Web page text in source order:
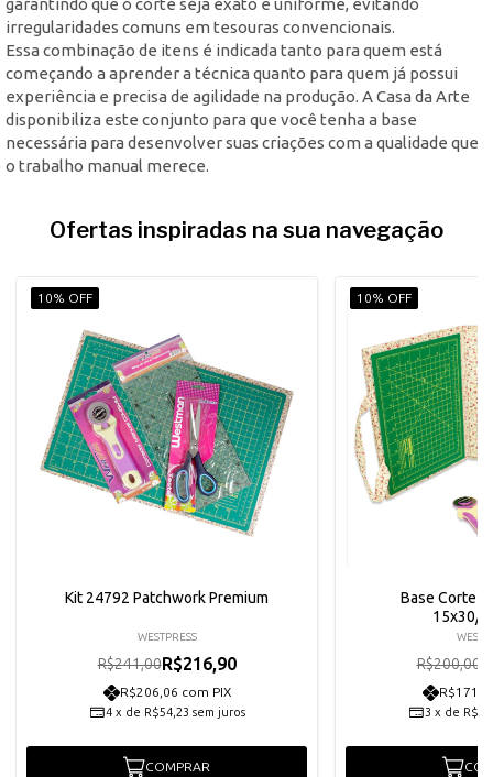
irregularidades comuns em tesouras convencionais.
Essa combinação de itens é indicada tanto para quem está
começando a aprender a técnica quanto para quem já possui
experiência e precisa de agilidade na produção. A Casa da Arte
disponibiliza este conjunto para que você tenha a base
necessária para desenvolver suas criações com a qualidade que
o trabalho manual merece.
Ofertas inspiradas na sua navegação
10% OFF
Kit 24792 Patchwork Premium
WESTPRESS
R$241,00R$216,90
R$206,06 com PIX
4 x de R$54,23 sem juros
COMPRAR
10% OFF
Base Corte
15x30/
R$200,00
3 x de